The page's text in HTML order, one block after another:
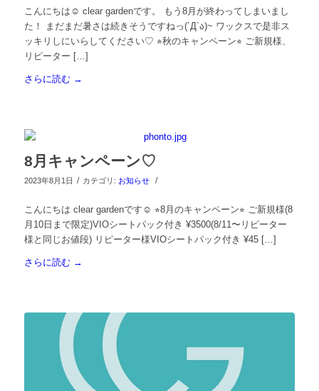
こんにちは☺︎ clear gardenです。 もう8月が終わってしまいまし
た！ まだまだ暑さは続きそうですねっ(´Д`ა)~ ワックスで是非ス
ッキリしにいらしてください♡ ⭐︎秋のキャンペーン⭐︎ ご新規様、
リピーター […]
さらに読む→
8月キャンペーン♡
2023年8月1日 / カテゴリ: お知らせ /
こんにちは clear gardenです☺︎ ⭐︎8月のキャンペーン⭐︎ ご新規様(8
月10日まで限定)VIOシートパック付き ¥3500(8/11〜リピーター
様と同じお値段) リピーター様VIOシートパック付き ¥45 […]
さらに読む→